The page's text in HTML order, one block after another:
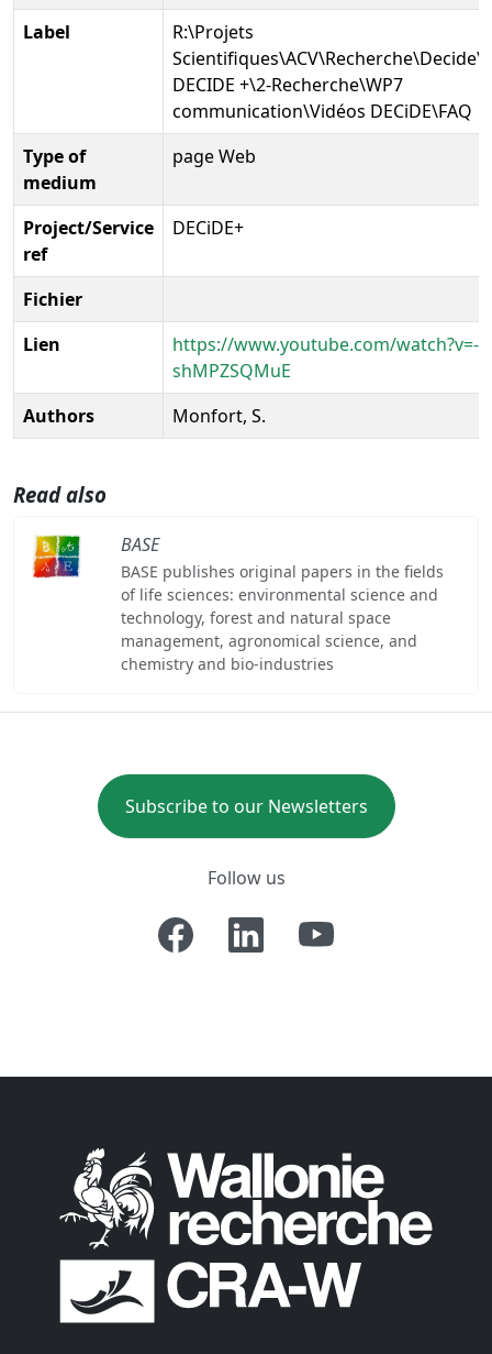
Label
R:\Projets
DECIDE +\2-Recherche\WP7
communication\Vidéos DECiDE\FAQ
Type of
medium
page Web
Project/Service
ref
DECiDE+
Fichier
Lien
https://www.youtube.com/watch?v=-
shMPZSQMuE
Authors
Monfort, S.
Read also
BASE
BASE publishes original papers in the fields
of life sciences: environmental science and
technology, forest and natural space
management, agronomical science, and
chemistry and bio-industries
Subscribe to our Newsletters
Follow us